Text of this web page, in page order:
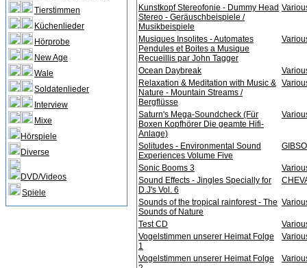
Tierstimmen
Küchenlieder
Hörprobe
New Age
Wale
Soldatenlieder
Interview
Mixe
Hörspiele
Diverse
DVD/Videos
Spiele
Kunstkopf Stereofonie - Dummy Head
Stereo - Geräuschbeispiele /
Musikbeispiele
Musiques Insolites - Automates
Pendules et Boites a Musique
Recueillis par John Tagger
Ocean Daybreak
Relaxation & Meditation with Music &
Nature - Mountain Streams /
Bergflüsse
Saturn's Mega-Soundcheck (Für
Boxen Kopfhörer Die geamte Hifi-
Anlage)
Solitudes - Environmental Sound
Experiences Volume Five
Sonic Booms 3
Sound Effects - Jingles Specially for
D.J's Vol. 6
Sounds of the tropical rainforest - The
Sounds of Nature
Test CD
Vogelstimmen unserer Heimat Folge
1
Vogelstimmen unserer Heimat Folge